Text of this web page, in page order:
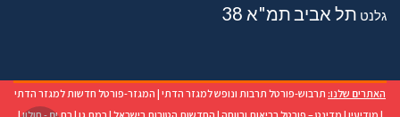
גלנט תל אביבתמ"א 38
האתרים שלנו: תרבוש-פורטל תרבות ונופש למגזר הדתי | המגזר-פורטל חדשות למגזר הדתי